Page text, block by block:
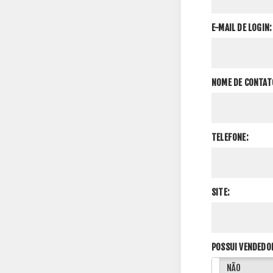
E-MAIL DE LOGIN:
NOME DE
TELEFONE:
SITE:
POSSUI
NÃO